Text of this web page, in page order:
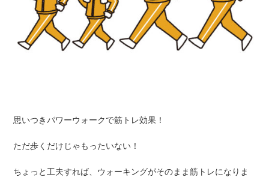
思いつきパワーウォークで筋トレ効果！
ただ歩くだけじゃもったいない！
ちょっと工夫すれば、ウォーキングがそのまま筋トレになりま